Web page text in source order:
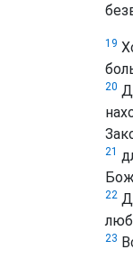
19
20
21
22
23